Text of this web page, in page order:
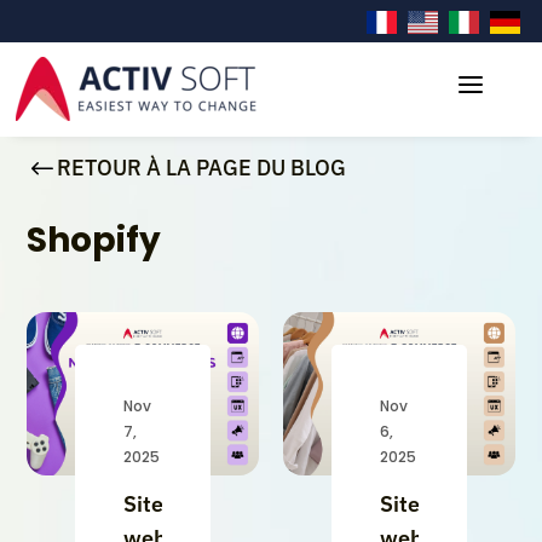
a
#RETOUR À LA PAGE DU BLOG
Shopify
Nov
7,
2025
Site
Nov
6,
2025
Site